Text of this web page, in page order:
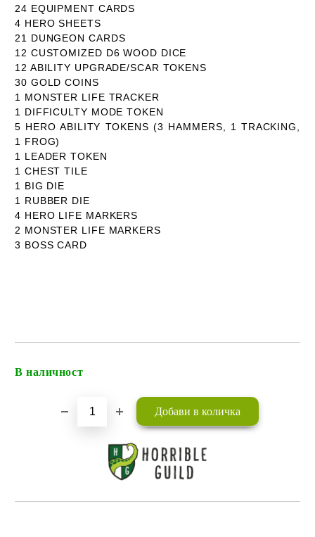
24 EQUIPMENT CARDS
4 HERO SHEETS
21 DUNGEON CARDS
12 CUSTOMIZED D6 WOOD DICE
12 ABILITY UPGRADE/SCAR TOKENS
30 GOLD COINS
1 MONSTER LIFE TRACKER
1 DIFFICULTY MODE TOKEN
5 HERO ABILITY TOKENS (3 HAMMERS, 1 TRACKING,
1 FROG)
1 LEADER TOKEN
1 CHEST TILE
1 BIG DIE
1 RUBBER DIE
4 HERO LIFE MARKERS
2 MONSTER LIFE MARKERS
3 BOSS CARD
В наличност